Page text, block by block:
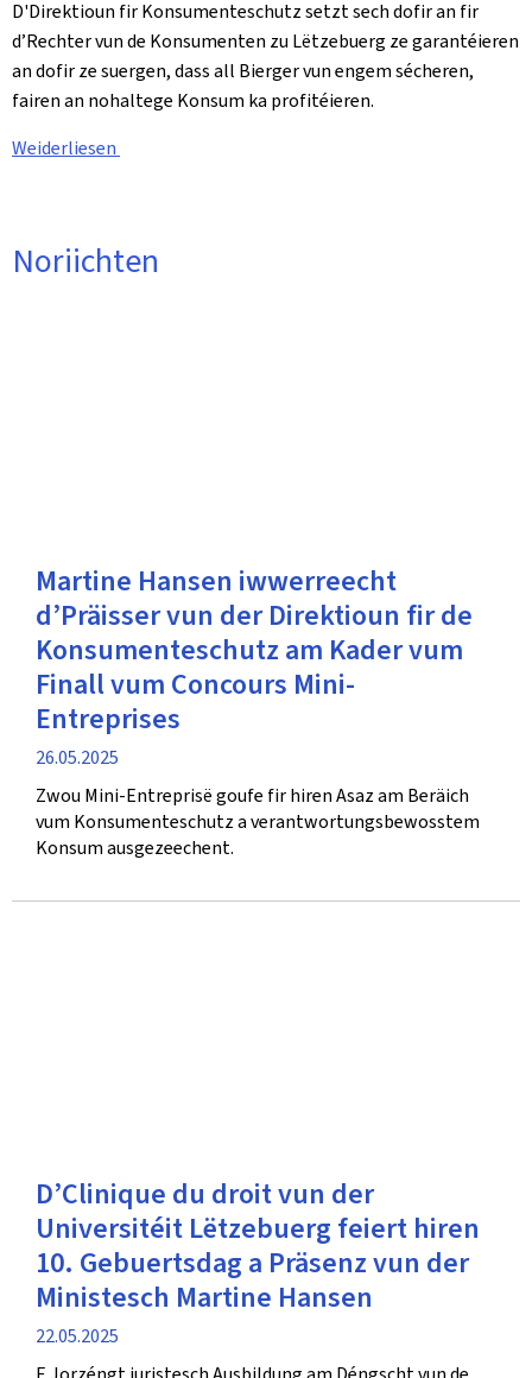
D'Direktioun fir Konsumenteschutz setzt sech dofir an fir
d’Rechter vun de Konsumenten zu Lëtzebuerg ze garantéieren
an dofir ze suergen, dass all Bierger vun engem sécheren,
fairen an nohaltege Konsum ka profitéieren.
Weiderliesen
Noriichten
Martine Hansen iwwerreecht
d’Präisser vun der Direktioun fir de
Konsumenteschutz am Kader vum
Finall vum Concours Mini-
Entreprises
Verëffentlechungsdatum
26.05.2025
Zwou Mini-Entreprisë goufe fir hiren Asaz am Beräich
vum Konsumenteschutz a verantwortungsbewosstem
Konsum ausgezeechent.
D’Clinique du droit vun der
Universitéit Lëtzebuerg feiert hiren
10. Gebuertsdag a Präsenz vun der
Ministesch Martine Hansen
Verëffentlechungsdatum
22.05.2025